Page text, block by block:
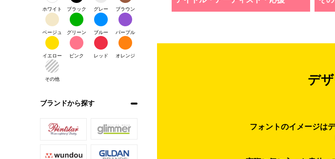
ホワイト ブラック グレー ブラウン
ベージュ グリーン ブルー パープル
イエロー ピンク レッド オレンジ
その他
ブランドから探す
デ
フォントのイメージは